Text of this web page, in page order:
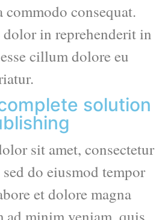
consequat.
in reprehenderit in
cillum dolore eu
solution
sit amet, consectetur
do eiusmod tempor
et dolore magna